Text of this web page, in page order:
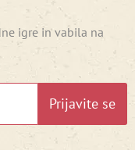
igre in vabila na
Prijavite se